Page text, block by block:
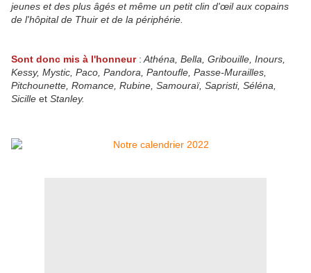
jeunes et des plus âgés et même un petit clin d'œil aux copains
de l'hôpital de Thuir et de la périphérie.
Sont donc mis à l'honneur: Athéna, Bella, Gribouille, Inours,
Kessy, Mystic, Paco, Pandora, Pantoufle, Passe-Murailles,
Pitchounette, Romance, Rubine, Samouraï, Sapristi, Séléna,
Sicille et Stanley.